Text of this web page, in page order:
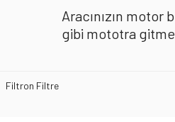
Aracınızın motor
gibi mototra
Filtron Filtre